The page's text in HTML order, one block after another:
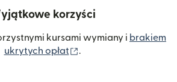
korzyści
kursami wymiany i brakiem
ukrytych opłat
.